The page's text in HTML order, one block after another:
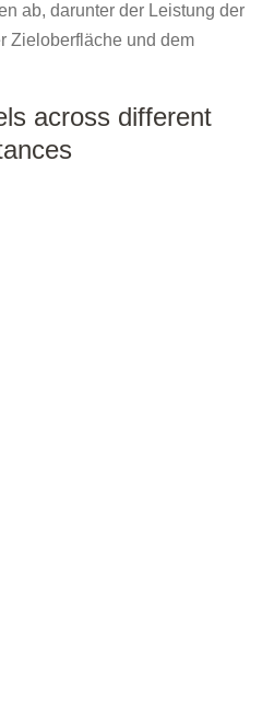
ab, darunter der Leistung der
Zieloberfläche und dem